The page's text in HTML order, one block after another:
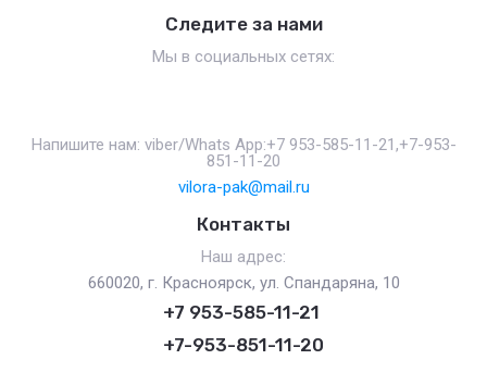
Следите за нами
Мы в социальных сетях:
Напишите нам: viber/Whats App:+7 953-585-11-21,+7-953-
851-11-20
vilora-pak@mail.ru
Контакты
Наш адрес:
660020, г. Красноярск, ул. Спандаряна, 10
+7 953-585-11-21
+7-953-851-11-20